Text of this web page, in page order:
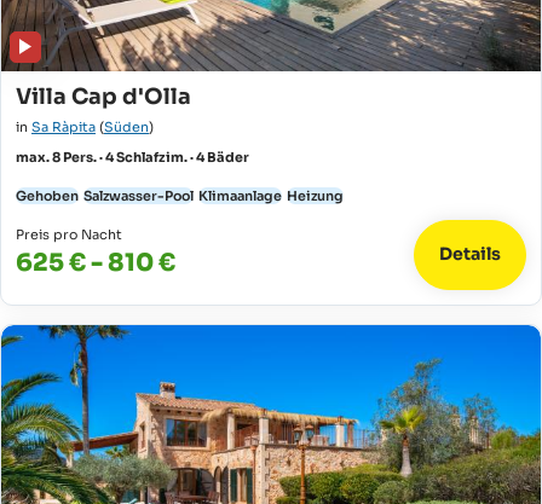
Villa Cap d'Olla
in Sa Ràpita (Süden)
max. 8 Pers. · 4 Schlafzim. · 4 Bäder
Gehoben Salzwasser-Pool Klimaanlage Heizung
Preis pro Nacht
625 € - 810 € Details